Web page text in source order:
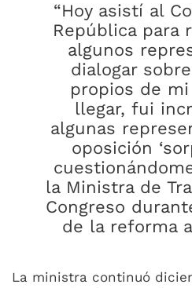
“Hoy asistí al
República para
algunos
dialogar
propios de
llegar, fui
algunas
oposición
la Ministra de
Congreso
de la reforma a
La ministra continuó